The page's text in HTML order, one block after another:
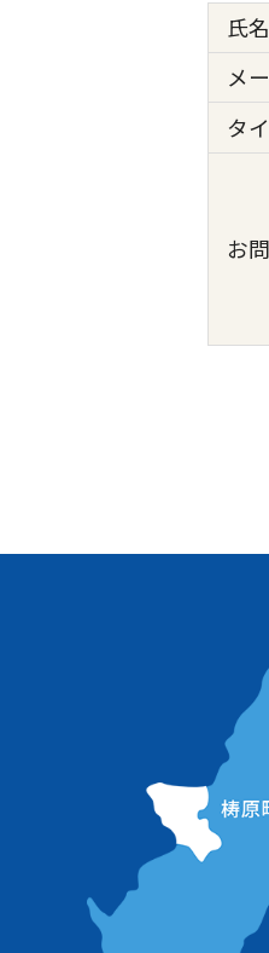
氏名
メ
タ
お